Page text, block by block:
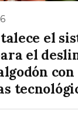
el
el
con